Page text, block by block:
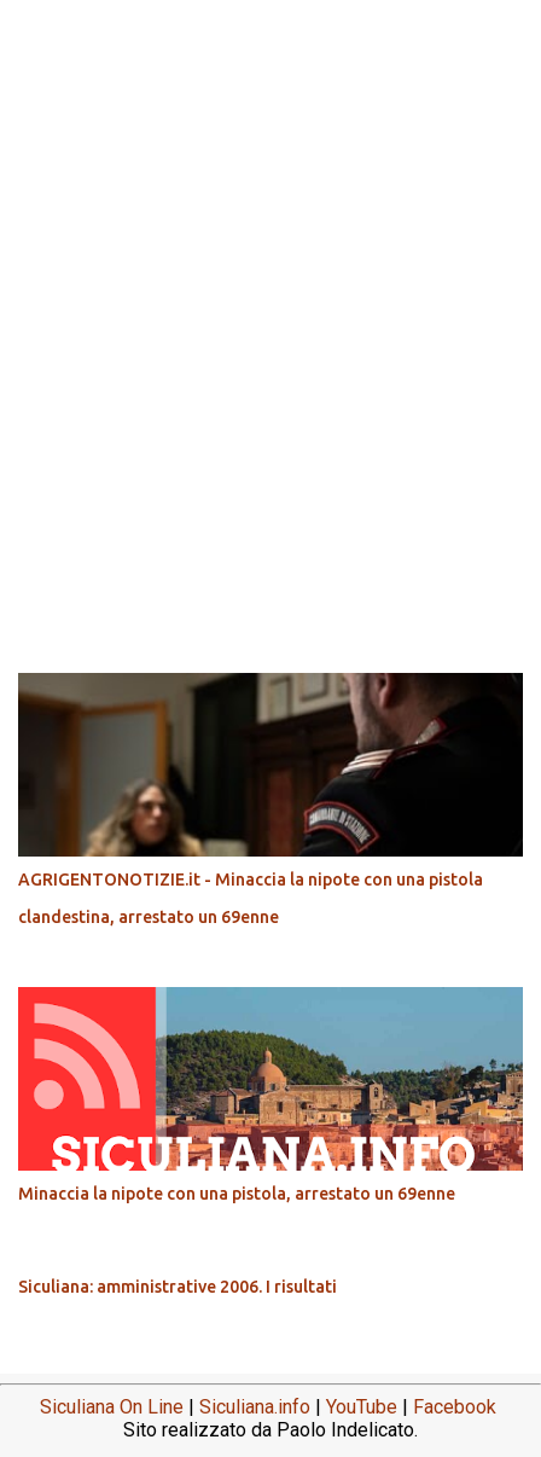
AGRIGENTONOTIZIE.it - Minaccia la nipote con una pistola
clandestina, arrestato un 69enne
Minaccia la nipote con una pistola, arrestato un 69enne
Siculiana: amministrative 2006. I risultati
Siculiana On Line | Siculiana.info | YouTube | Facebook
Sito realizzato da Paolo Indelicato.